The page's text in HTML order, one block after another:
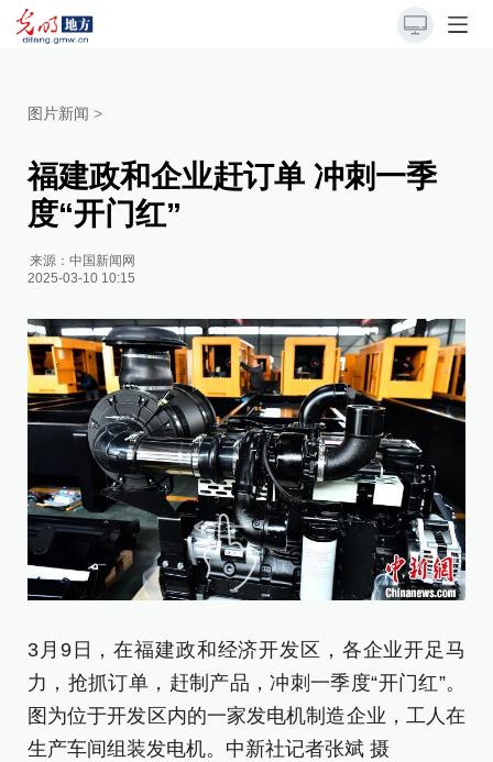
图片新闻 >
福建政和企业赶订单 冲刺一季
度“开门红”
来源：中国新闻网
2025-03-10 10:15
3月9日，在福建政和经济开发区，各企业开足马
力，抢抓订单，赶制产品，冲刺一季度“开门红”。
图为位于开发区内的一家发电机制造企业，工人在
生产车间组装发电机。中新社记者张斌 摄